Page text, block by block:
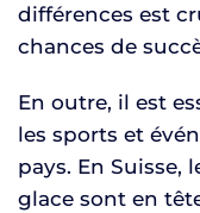
différences est
chances de
En outre, il est
les sports et
pays. En Suisse,
glace sont en